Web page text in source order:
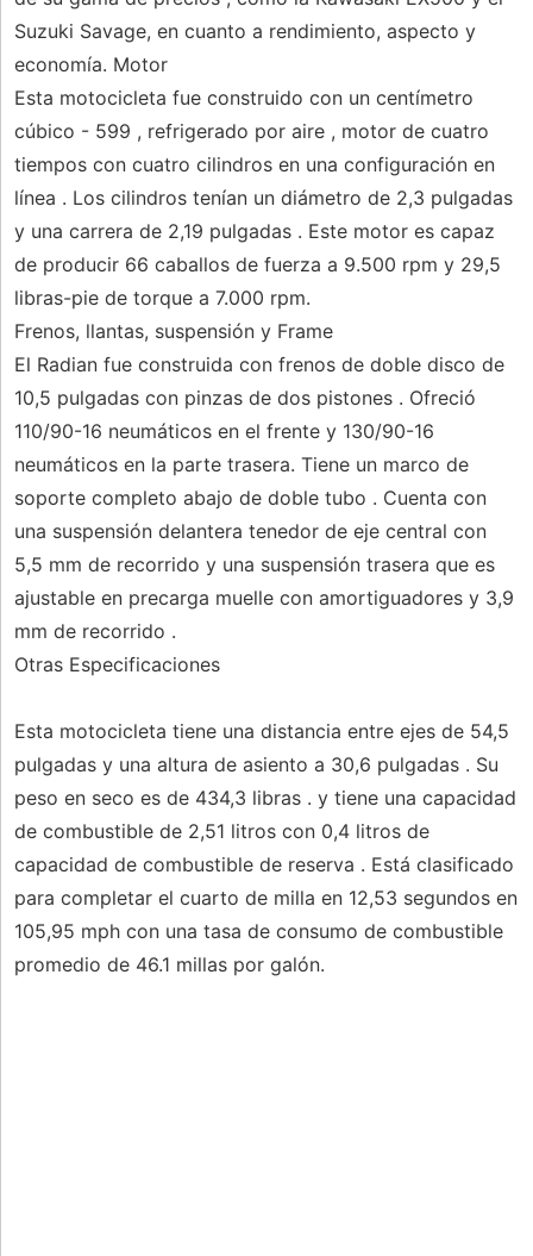
Suzuki Savage, en cuanto a rendimiento, aspecto y
economía. Motor
Esta motocicleta fue construido con un centímetro
cúbico - 599 , refrigerado por aire , motor de cuatro
tiempos con cuatro cilindros en una configuración en
línea . Los cilindros tenían un diámetro de 2,3 pulgadas
y una carrera de 2,19 pulgadas . Este motor es capaz
de producir 66 caballos de fuerza a 9.500 rpm y 29,5
libras-pie de torque a 7.000 rpm.
Frenos, llantas, suspensión y Frame
El Radian fue construida con frenos de doble disco de
10,5 pulgadas con pinzas de dos pistones . Ofreció
110/90-16 neumáticos en el frente y 130/90-16
neumáticos en la parte trasera. Tiene un marco de
soporte completo abajo de doble tubo . Cuenta con
una suspensión delantera tenedor de eje central con
5,5 mm de recorrido y una suspensión trasera que es
ajustable en precarga muelle con amortiguadores y 3,9
mm de recorrido .
Otras Especificaciones
Esta motocicleta tiene una distancia entre ejes de 54,5
pulgadas y una altura de asiento a 30,6 pulgadas . Su
peso en seco es de 434,3 libras . y tiene una capacidad
de combustible de 2,51 litros con 0,4 litros de
capacidad de combustible de reserva . Está clasificado
para completar el cuarto de milla en 12,53 segundos en
105,95 mph con una tasa de consumo de combustible
promedio de 46.1 millas por galón.